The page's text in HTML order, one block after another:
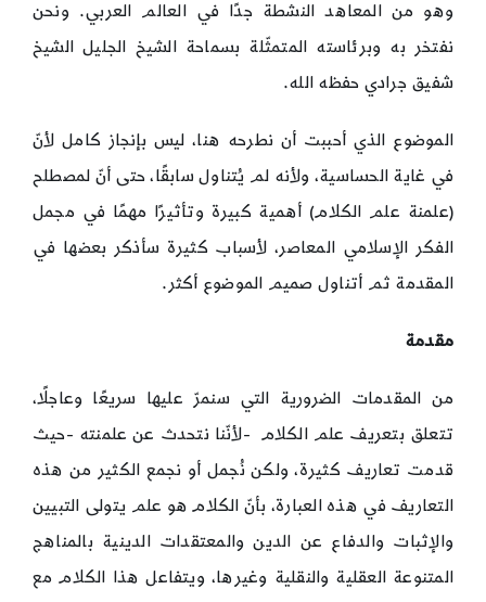
وهو من المعاهد النشطة جدًا في العالم العربي. ونحن
نفتخر به وبرئاسته المتمثّلة بسماحة الشيخ الجليل الشيخ
شفيق جرادي حفظه الله.
الموضوع الذي أحببت أن نطرحه هنا، ليس بإنجاز كامل لأنّ
في غاية الحساسية، ولأنه لم يُتناول سابقًا، حتى أنّ لمصطلح
(علمنة علم الكلام) أهمية كبيرة وتأثيرًا مهمًا في مجمل
الفكر الإسلامي المعاصر، لأسباب كثيرة سأذكر بعضها في
المقدمة ثم أتناول صميم الموضوع أكثر.
مقدمة
من المقدمات الضرورية التي سنمرّ عليها سريعًا وعاجلًا،
تتعلق بتعريف علم الكلام -لأنّنا نتحدث عن علمنته -حيث
قدمت تعاريف كثيرة، ولكن نُجمل أو نجمع الكثير من هذه
التعاريف في هذه العبارة، بأنّ الكلام هو علم يتولى التبيين
والإثبات والدفاع عن الدين والمعتقدات الدينية بالمناهج
المتنوعة العقلية والنقلية وغيرها، ويتفاعل هذا الكلام مع